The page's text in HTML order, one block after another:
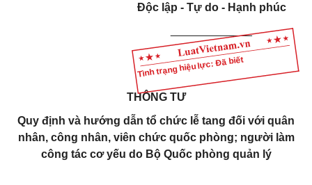
Tình trạng hiệu lực: Đã biết
Độc lập - Tự do - Hạnh phúc
THÔNG TƯ
Quy định và hướng dẫn tổ chức lễ tang đối với quân
nhân, công nhân, viên chức quốc phòng; người làm
công tác cơ yếu do Bộ Quốc phòng quản lý